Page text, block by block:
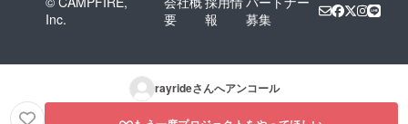
Inc.
要
報
募集
rayrideさんへアンコール